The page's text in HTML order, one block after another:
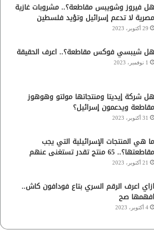
هل فيروز وشويبس مقاطعة؟.. مشروبات غازية
مصرية لا تدعم إسرائيل وتؤيد فلسطين
29 أكتوبر، 2023
هل شيبسي فوكس مقاطعة؟.. اعرف الحقيقة
1 نوفمبر، 2023
هل شركة إيديتا ومنتجاتها مولتو وهوهوز
مقاطعة ويدعمون إسرائيل؟
31 أكتوبر، 2023
ما هي المنتجات الإسرائيلية التي يجب
مقاطعتها؟.. 65 منتج تقدر تستغنى عنهم
21 أكتوبر، 2023
ازاي اعرف الرقم السري بتاع فودافون كاش..
افهمها صح
4 أكتوبر، 2023